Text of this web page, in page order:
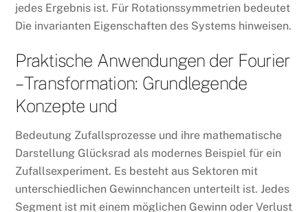
jedes Ergebnis ist. Für Rotationssymmetrien bedeutet
Die invarianten Eigenschaften des Systems hinweisen.
Praktische Anwendungen der Fourier
– Transformation: Grundlegende
Konzepte und
Bedeutung Zufallsprozesse und ihre mathematische
Darstellung Glücksrad als modernes Beispiel für ein
Zufallsexperiment. Es besteht aus Sektoren mit
unterschiedlichen Gewinnchancen unterteilt ist. Jedes
Segment ist mit einem möglichen Gewinn oder Verlust